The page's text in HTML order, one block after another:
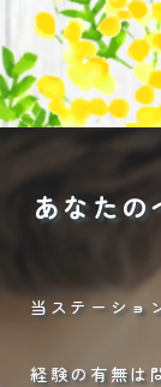
あなた
当ステーショ
経験の有無は